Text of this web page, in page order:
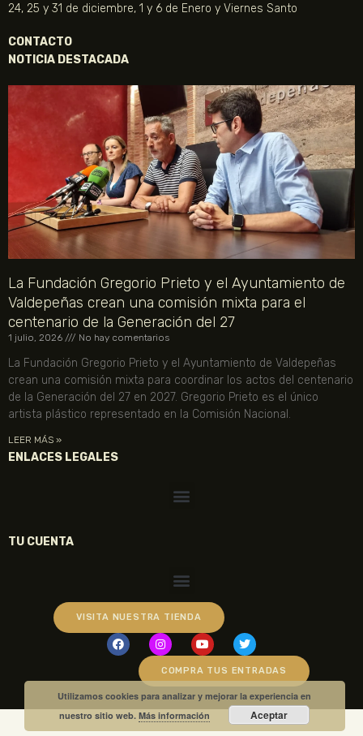
24, 25 y 31 de diciembre, 1 y 6 de Enero y Viernes Santo
CONTACTO
NOTICIA DESTACADA
La Fundación Gregorio Prieto y el Ayuntamiento de
Valdepeñas crean una comisión mixta para el
centenario de la Generación del 27
1 julio, 2026 No hay comentarios
La Fundación Gregorio Prieto y el Ayuntamiento de Valdepeñas
crean una comisión mixta para coordinar los actos del centenario
de la Generación del 27 en 2027. Gregorio Prieto es el único
artista plástico representado en la Comisión Nacional.
LEER MÁS »
ENLACES LEGALES
TU CUENTA
VISITA NUESTRA TIENDA
COMPRA TUS ENTRADAS
Utilizamos cookies para analizar y mejorar la experiencia en
nuestro sitio web.Más información Aceptar